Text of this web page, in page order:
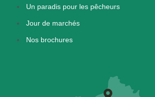
Un paradis pour les pêcheurs
Jour de marchés
Nos brochures